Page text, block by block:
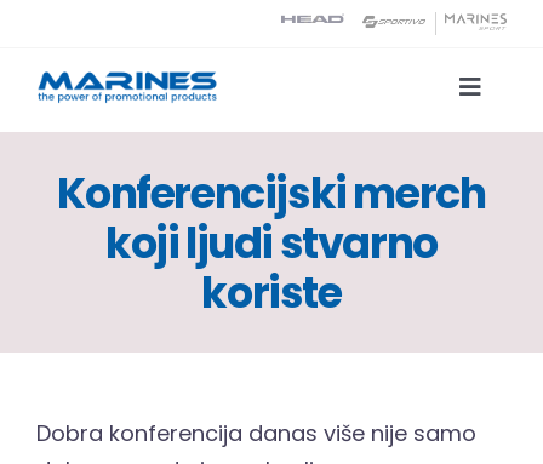
content
Toggle
Tehnologije tiska
Konferencijski merch
koji ljudi stvarno
koriste
Dobra konferencija danas više nije samo